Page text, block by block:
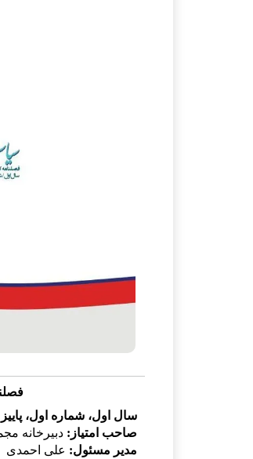
سال اول، شماره اول، پاییز ۱۳۹۱
صاحب امتیاز: دبیرخانه
مدیر مسئول: علی احمدی